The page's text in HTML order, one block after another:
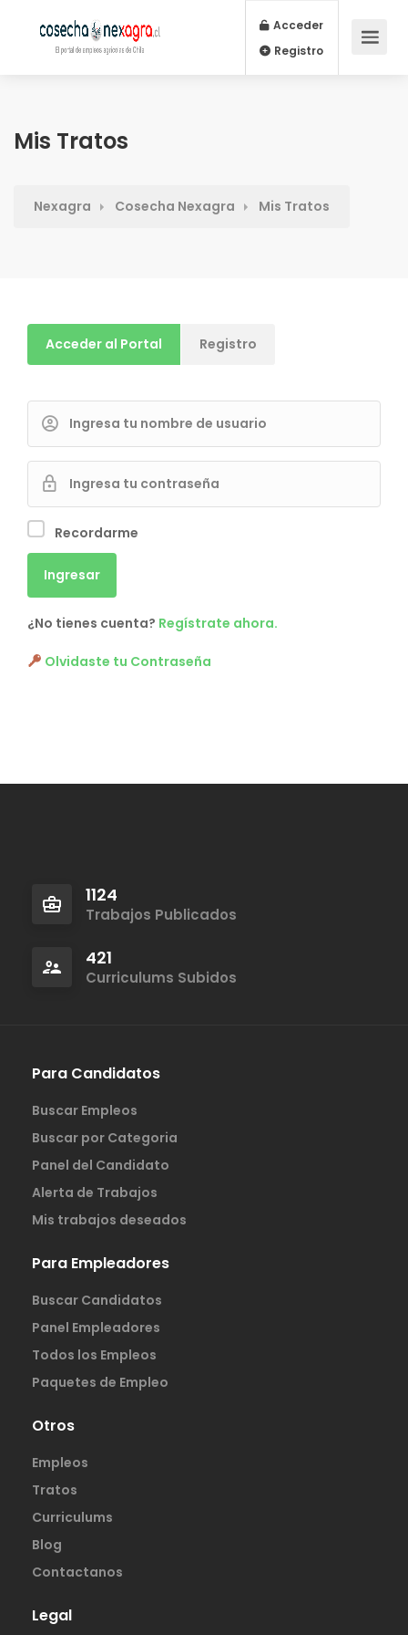
Acceder
Registro
Mis Tratos
Nexagra Cosecha Nexagra Mis Tratos
Acceder al Portal Registro
Recordarme
¿No tienes cuenta? Regístrate ahora.
Olvidaste tu Contraseña
1124
Trabajos Publicados
421
Curriculums Subidos
Para Candidatos
Buscar Empleos
Buscar por Categoria
Panel del Candidato
Alerta de Trabajos
Mis trabajos deseados
Para Empleadores
Buscar Candidatos
Panel Empleadores
Todos los Empleos
Paquetes de Empleo
Otros
Empleos
Tratos
Curriculums
Blog
Contactanos
Legal